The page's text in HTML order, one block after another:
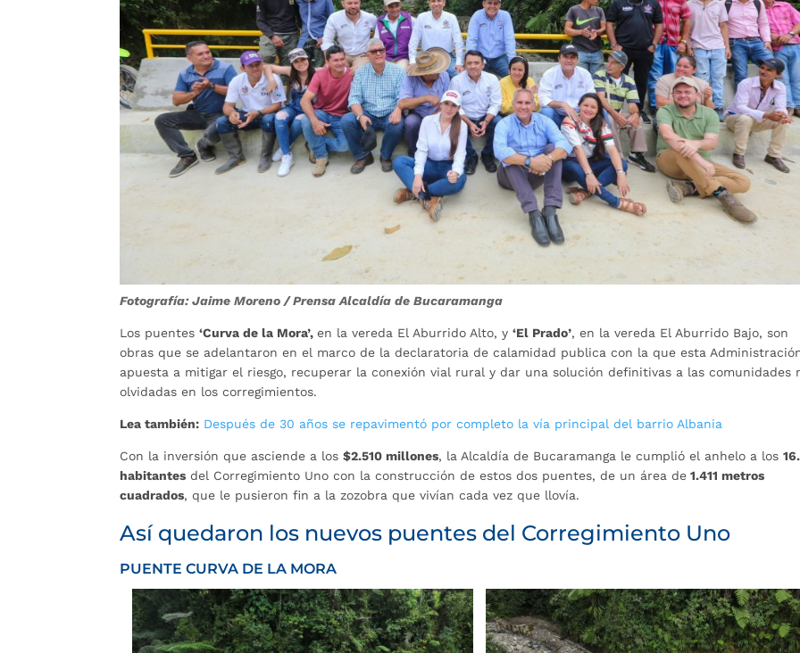
Fotografía: Jaime Moreno / Prensa Alcaldía de Bucaramanga
Los puentes‘Curva de la Mora’,en la vereda El Aburrido Alto, y‘El Prado’, en la vereda El Aburrido Bajo, son
obras que se adelantaron en el marco de la declaratoria de calamidad publica con la que esta
apuesta a mitigar el riesgo, recuperar la conexión vial rural y dar una solución definitivas a las comunidades
olvidadas en los corregimientos.
Lea también: Después de 30 años se repavimentó por completo la vía principal del barrio Albania
Con la inversión que asciende a los$2.510 millones, la Alcaldía de Bucaramanga le cumplió el anhelo a los
habitantes del Corregimiento Uno con la construcción de estos dos puentes, de un área de 1.411 metros
cuadrados, que le pusieron fin a la zozobra que vivían cada vez que llovía.
Así quedaron los nuevos puentes del Corregimiento Uno
PUENTE CURVA DE LA MORA